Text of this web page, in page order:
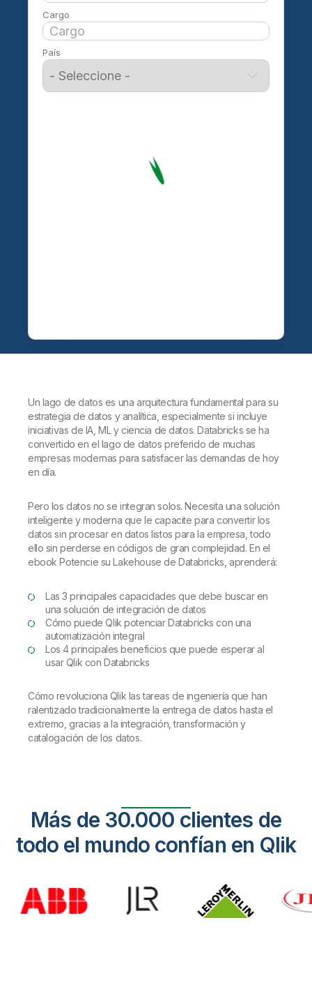
Cargo
País
Un lago de datos es una arquitectura fundamental para su
estrategia de datos y analítica, especialmente si incluye
iniciativas de IA, ML y ciencia de datos. Databricks se ha
convertido en el lago de datos preferido de muchas
empresas modernas para satisfacer las demandas de hoy
en día.
Pero los datos no se integran solos. Necesita una solución
inteligente y moderna que le capacite para convertir los
datos sin procesar en datos listos para la empresa, todo
ello sin perderse en códigos de gran complejidad. En el
ebook Potencie su Lakehouse de Databricks, aprenderá:
Las 3 principales capacidades que debe buscar en
una solución de integración de datos
Cómo puede Qlik potenciar Databricks con una
automatización integral
Los 4 principales beneficios que puede esperar al
usar Qlik con Databricks
Cómo revoluciona Qlik las tareas de ingeniería que han
ralentizado tradicionalmente la entrega de datos hasta el
extremo, gracias a la integración, transformación y
catalogación de los datos.
Más de 30.000 clientes de
todo el mundo confían en Qlik